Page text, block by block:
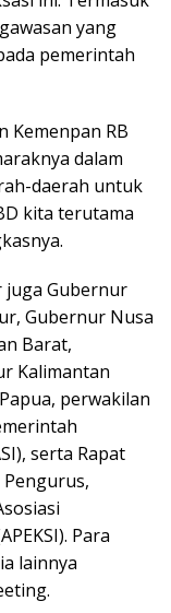
yang
pemerintah
Kemenpan RB
dalam
daerah untuk
kita terutama
juga Gubernur
Gubernur Nusa
Barat,
Kalimantan
perwakilan
serta Rapat
Para
lainnya